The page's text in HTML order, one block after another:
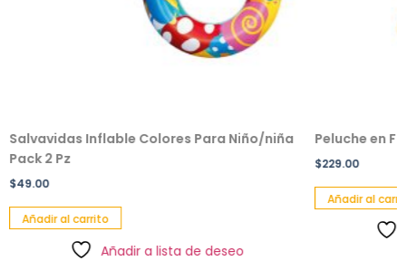
Inflable Colores Para Niño/niña
2 Pz
Añadir al carrito
Añadir a lista de deseo
Peluche en
229.00
Añadir al carrito